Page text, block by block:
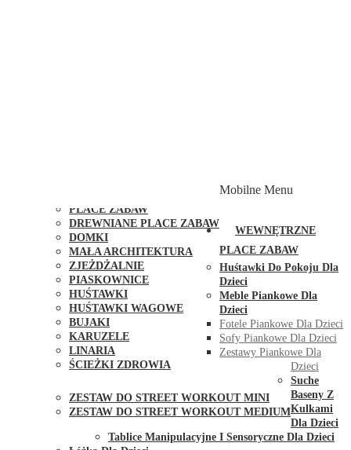
PLACE ZABAW
DREWNIANE PLACE ZABAW
DOMKI
MAŁA ARCHITEKTURA
ZJEŻDŻALNIE
PIASKOWNICE
HUŚTAWKI
HUŚTAWKI WAGOWE
BUJAKI
KARUZELE
LINARIA
ŚCIEŻKI ZDROWIA
ZESTAW DO STREET WORKOUT MINI
ZESTAW DO STREET WORKOUT MEDIUM
Mobilne Menu
WEWNĘTRZNE
PLACE ZABAW
Huśtawki Do Pokoju Dla
Dzieci
Meble Piankowe Dla
Dzieci
Fotele Piankowe Dla Dzieci
Sofy Piankowe Dla Dzieci
Zestawy Piankowe Dla
Dzieci
Suche
Baseny Z
Kulkami
Dla Dzieci
Tablice Manipulacyjne I Sensoryczne Dla Dzieci